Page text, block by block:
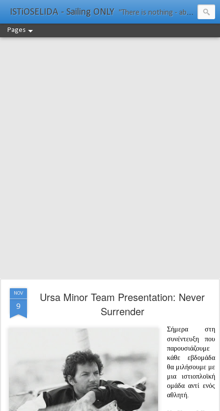
ISTiOSELIDA - Sailing ONLY "There is nothing - absolutely nothing - half so much worth doing as simply messing about in boats." Water Rat, Kenneth Grahame
Pages
NOV
9
Ursa Minor Team Presentation: Never
Surrender
Σήμερα στη
συνέντευξη που
παρουσιάζουμε
κάθε εβδομάδα
θα μιλήσουμε με
μια ιστιοπλοϊκή
ομάδα αντί ενός
αθλητή.